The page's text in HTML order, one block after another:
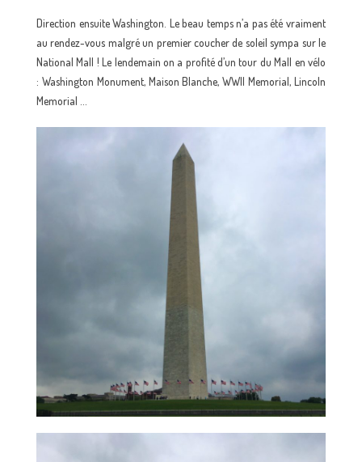
Direction ensuite Washington. Le beau temps n’a pas été vraiment
au rendez-vous malgré un premier coucher de soleil sympa sur le
National Mall ! Le lendemain on a profité d’un tour du Mall en vélo
: Washington Monument, Maison Blanche, WWII Memorial, Lincoln
Memorial …